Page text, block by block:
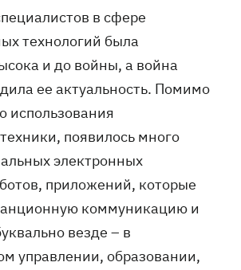
в сфере
технологий была
и до войны, а война
ее актуальность. Помимо
использования
появилось много
электронных
приложений, которые
коммуникацию и
везде – в
управлении, образовании,